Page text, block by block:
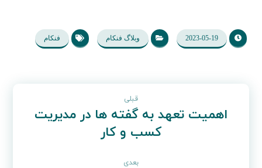
2023-05-19 وبلاگ فنکام فنکام
قبلی
اهمیت تعهد به گفته ها در مدیریت
کسب و کار
بعدی